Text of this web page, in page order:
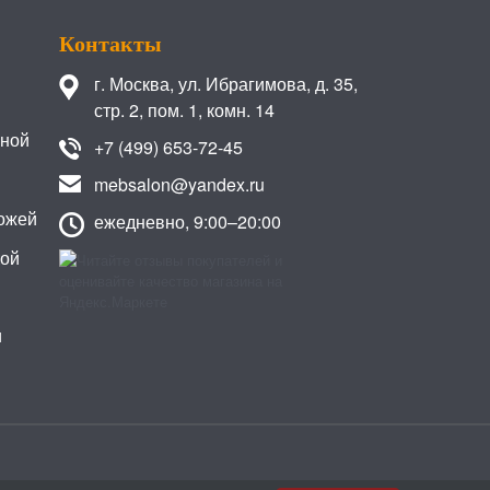
Контакты
г. Москва,ул. Ибрагимова, д. 35,
стр. 2, пом. 1, комн. 14
+7 (499) 653-72-45
mebsalon@yandex.ru
ежедневно, 9:00–20:00